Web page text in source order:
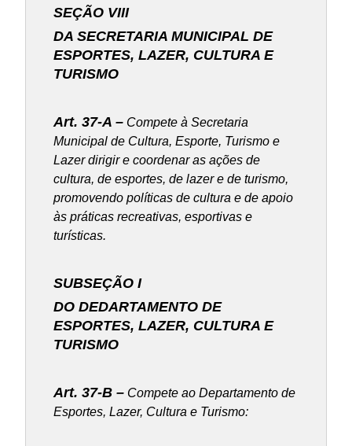
SEÇÃO VIII
DA SECRETARIA MUNICIPAL DE
ESPORTES, LAZER, CULTURA E
TURISMO
Art. 37-A – Compete à Secretaria
Municipal de Cultura, Esporte, Turismo e
Lazer dirigir e coordenar as ações de
cultura, de esportes, de lazer e de turismo,
promovendo políticas de cultura e de apoio
às práticas recreativas, esportivas e
turísticas.
SUBSEÇÃO I
DO DEDARTAMENTO DE
ESPORTES, LAZER, CULTURA E
TURISMO
Art. 37-B – Compete ao Departamento de
Esportes, Lazer, Cultura e Turismo: